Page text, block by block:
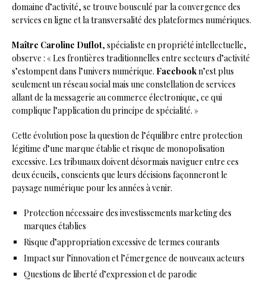
domaine d’activité, se trouve bousculé par la convergence des
services en ligne et la transversalité des plateformes numériques.
Maître Caroline Duflot, spécialiste en propriété intellectuelle,
observe : « Les frontières traditionnelles entre secteurs d’activité
s’estompent dans l’univers numérique. Facebookn’est plus
seulement un réseau social mais une constellation de services
allant de la messagerie au commerce électronique, ce qui
complique l’application du principe de spécialité. »
Cette évolution pose la question de l’équilibre entre protection
légitime d’une marque établie et risque de monopolisation
excessive. Les tribunaux doivent désormais naviguer entre ces
deux écueils, conscients que leurs décisions façonneront le
paysage numérique pour les années à venir.
Protection nécessaire des investissements marketing des
marques établies
Risque d’appropriation excessive de termes courants
Impact sur l’innovation et l’émergence de nouveaux acteurs
Questions de liberté d’expression et de parodie